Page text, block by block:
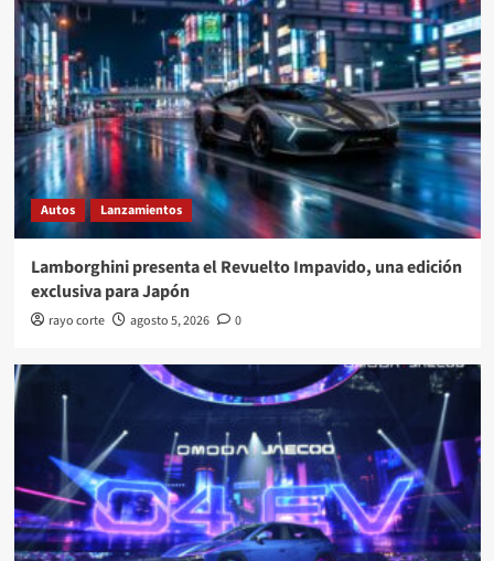
Autos Lanzamientos
Lamborghini presenta el Revuelto Impavido, una edición
exclusiva para Japón
rayo corte agosto 5, 2026 0